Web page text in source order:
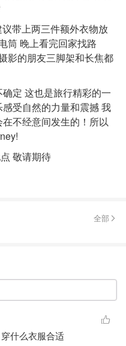
带上两三件额外衣物放
筒 晚上看完回家找路
影的朋友三脚架和长焦都
定 这也是旅行精彩的一
受自然的力量和震撼 我
不经意间发生的！所以
敬请期待
全部
什么衣服合适